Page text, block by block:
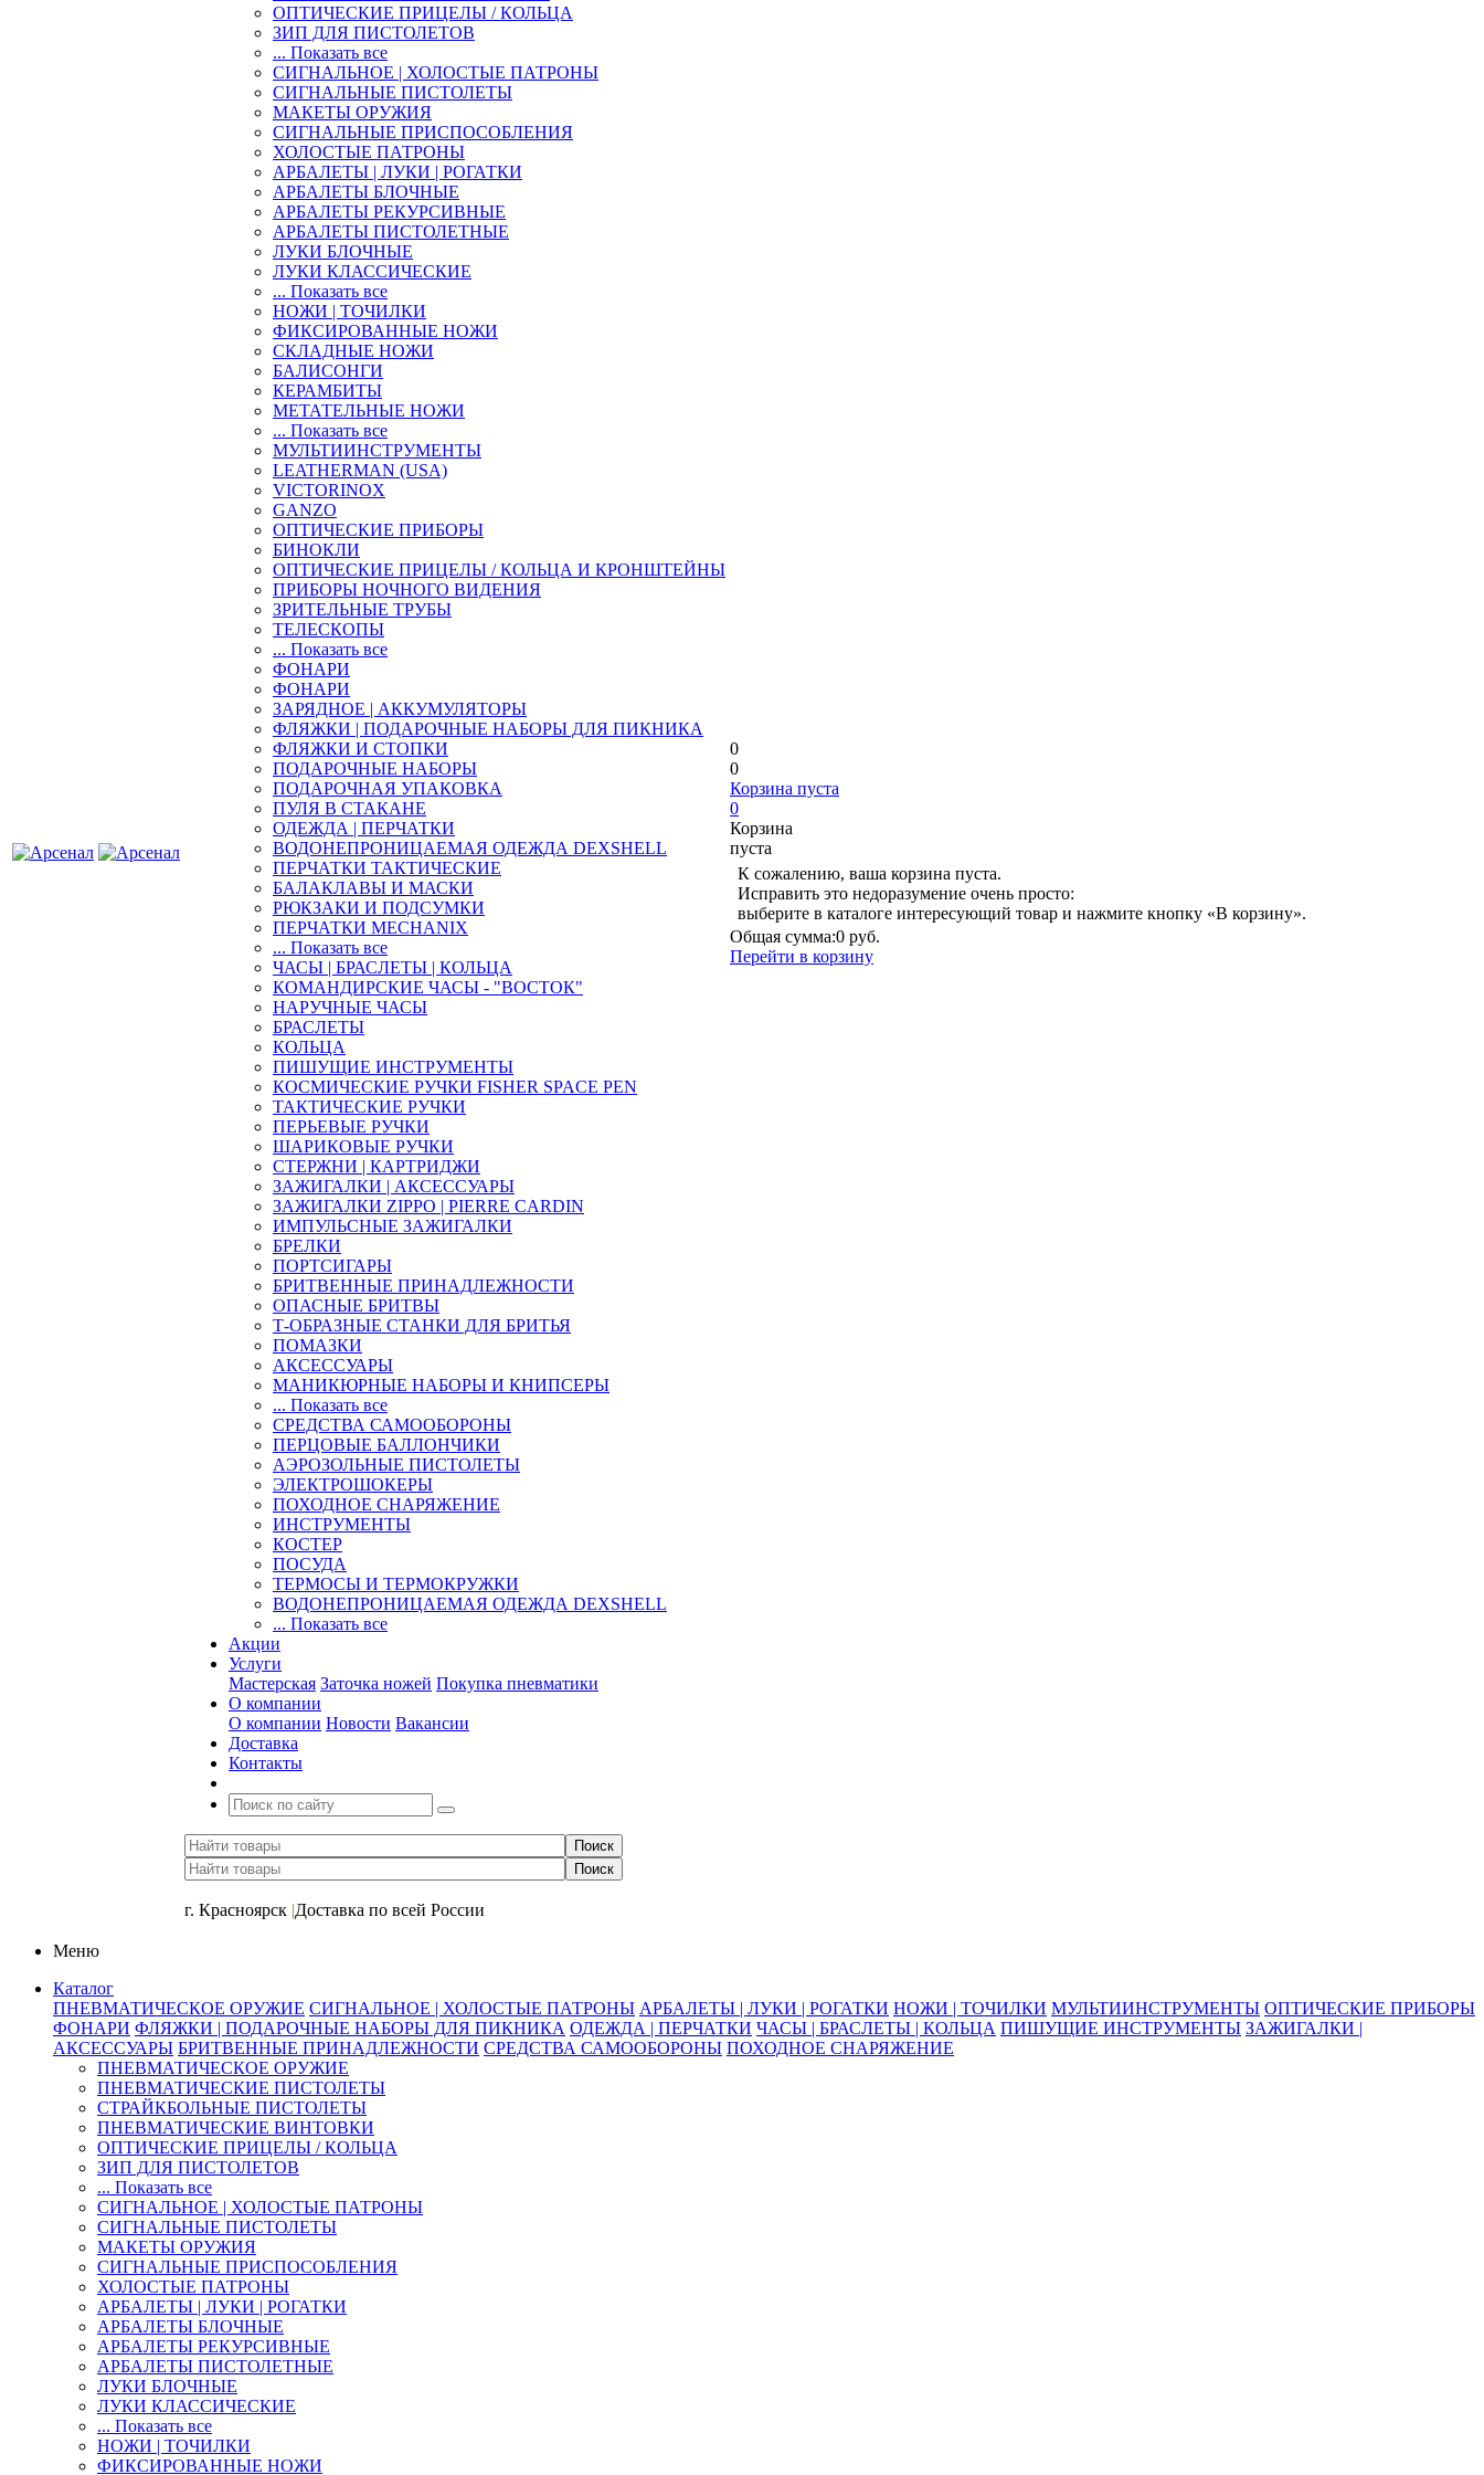
ОПТИЧЕСКИЕ ПРИЦЕЛЫ / КОЛЬЦА
ЗИП ДЛЯ ПИСТОЛЕТОВ
... Показать все
СИГНАЛЬНОЕ | ХОЛОСТЫЕ ПАТРОНЫ
СИГНАЛЬНЫЕ ПИСТОЛЕТЫ
МАКЕТЫ ОРУЖИЯ
СИГНАЛЬНЫЕ ПРИСПОСОБЛЕНИЯ
ХОЛОСТЫЕ ПАТРОНЫ
АРБАЛЕТЫ | ЛУКИ | РОГАТКИ
АРБАЛЕТЫ БЛОЧНЫЕ
АРБАЛЕТЫ РЕКУРСИВНЫЕ
АРБАЛЕТЫ ПИСТОЛЕТНЫЕ
ЛУКИ БЛОЧНЫЕ
ЛУКИ КЛАССИЧЕСКИЕ
... Показать все
НОЖИ | ТОЧИЛКИ
ФИКСИРОВАННЫЕ НОЖИ
СКЛАДНЫЕ НОЖИ
БАЛИСОНГИ
КЕРАМБИТЫ
МЕТАТЕЛЬНЫЕ НОЖИ
... Показать все
МУЛЬТИИНСТРУМЕНТЫ
LEATHERMAN (USA)
VICTORINOX
GANZO
ОПТИЧЕСКИЕ ПРИБОРЫ
БИНОКЛИ
ОПТИЧЕСКИЕ ПРИЦЕЛЫ / КОЛЬЦА И КРОНШТЕЙНЫ
ПРИБОРЫ НОЧНОГО ВИДЕНИЯ
ЗРИТЕЛЬНЫЕ ТРУБЫ
ТЕЛЕСКОПЫ
... Показать все
ФОНАРИ
ФОНАРИ
ЗАРЯДНОЕ | АККУМУЛЯТОРЫ
ФЛЯЖКИ | ПОДАРОЧНЫЕ НАБОРЫ ДЛЯ ПИКНИКА
ФЛЯЖКИ И СТОПКИ
ПОДАРОЧНЫЕ НАБОРЫ
ПОДАРОЧНАЯ УПАКОВКА
ПУЛЯ В СТАКАНЕ
ОДЕЖДА | ПЕРЧАТКИ
ВОДОНЕПРОНИЦАЕМАЯ ОДЕЖДА DEXSHELL
ПЕРЧАТКИ ТАКТИЧЕСКИЕ
БАЛАКЛАВЫ И МАСКИ
РЮКЗАКИ И ПОДСУМКИ
ПЕРЧАТКИ MECHANIX
... Показать все
ЧАСЫ | БРАСЛЕТЫ | КОЛЬЦА
КОМАНДИРСКИЕ ЧАСЫ - "ВОСТОК"
НАРУЧНЫЕ ЧАСЫ
БРАСЛЕТЫ
КОЛЬЦА
ПИШУЩИЕ ИНСТРУМЕНТЫ
КОСМИЧЕСКИЕ РУЧКИ FISHER SPACE PEN
ТАКТИЧЕСКИЕ РУЧКИ
ПЕРЬЕВЫЕ РУЧКИ
ШАРИКОВЫЕ РУЧКИ
СТЕРЖНИ | КАРТРИДЖИ
ЗАЖИГАЛКИ | АКСЕССУАРЫ
ЗАЖИГАЛКИ ZIPPO | PIERRE CARDIN
ИМПУЛЬСНЫЕ ЗАЖИГАЛКИ
БРЕЛКИ
ПОРТСИГАРЫ
БРИТВЕННЫЕ ПРИНАДЛЕЖНОСТИ
ОПАСНЫЕ БРИТВЫ
Т-ОБРАЗНЫЕ СТАНКИ ДЛЯ БРИТЬЯ
ПОМАЗКИ
АКСЕССУАРЫ
МАНИКЮРНЫЕ НАБОРЫ И КНИПСЕРЫ
... Показать все
СРЕДСТВА САМООБОРОНЫ
ПЕРЦОВЫЕ БАЛЛОНЧИКИ
АЭРОЗОЛЬНЫЕ ПИСТОЛЕТЫ
ЭЛЕКТРОШОКЕРЫ
ПОХОДНОЕ СНАРЯЖЕНИЕ
ИНСТРУМЕНТЫ
КОСТЕР
ПОСУДА
ТЕРМОСЫ И ТЕРМОКРУЖКИ
ВОДОНЕПРОНИЦАЕМАЯ ОДЕЖДА DEXSHELL
... Показать все
Акции
Услуги
Мастерская Заточка ножей Покупка пневматики
О компании
О компании Новости Вакансии
Доставка
Контакты
г. Красноярск |Доставка по всей России
0
0
Корзина пуста
0
Корзина
пуста
К сожалению, ваша корзина пуста.
Исправить это недоразумение очень просто:
выберите в каталоге интересующий товар и нажмите кнопку «В корзину».
Общая сумма:0 руб.
Перейти в корзину
Меню
Каталог
ПНЕВМАТИЧЕСКОЕ ОРУЖИЕ СИГНАЛЬНОЕ | ХОЛОСТЫЕ ПАТРОНЫ АРБАЛЕТЫ | ЛУКИ | РОГАТКИ НОЖИ | ТОЧИЛКИ МУЛЬТИИНСТРУМЕНТЫ ОПТИЧЕСКИЕ ПРИБОРЫ
ФОНАРИ ФЛЯЖКИ | ПОДАРОЧНЫЕ НАБОРЫ ДЛЯ ПИКНИКА ОДЕЖДА | ПЕРЧАТКИ ЧАСЫ | БРАСЛЕТЫ | КОЛЬЦА ПИШУЩИЕ ИНСТРУМЕНТЫ ЗАЖИГАЛКИ |
АКСЕССУАРЫ БРИТВЕННЫЕ ПРИНАДЛЕЖНОСТИ СРЕДСТВА САМООБОРОНЫ ПОХОДНОЕ СНАРЯЖЕНИЕ
ПНЕВМАТИЧЕСКОЕ ОРУЖИЕ
ПНЕВМАТИЧЕСКИЕ ПИСТОЛЕТЫ
СТРАЙКБОЛЬНЫЕ ПИСТОЛЕТЫ
ПНЕВМАТИЧЕСКИЕ ВИНТОВКИ
ОПТИЧЕСКИЕ ПРИЦЕЛЫ / КОЛЬЦА
ЗИП ДЛЯ ПИСТОЛЕТОВ
... Показать все
СИГНАЛЬНОЕ | ХОЛОСТЫЕ ПАТРОНЫ
СИГНАЛЬНЫЕ ПИСТОЛЕТЫ
МАКЕТЫ ОРУЖИЯ
СИГНАЛЬНЫЕ ПРИСПОСОБЛЕНИЯ
ХОЛОСТЫЕ ПАТРОНЫ
АРБАЛЕТЫ | ЛУКИ | РОГАТКИ
АРБАЛЕТЫ БЛОЧНЫЕ
АРБАЛЕТЫ РЕКУРСИВНЫЕ
АРБАЛЕТЫ ПИСТОЛЕТНЫЕ
ЛУКИ БЛОЧНЫЕ
ЛУКИ КЛАССИЧЕСКИЕ
... Показать все
НОЖИ | ТОЧИЛКИ
ФИКСИРОВАННЫЕ НОЖИ